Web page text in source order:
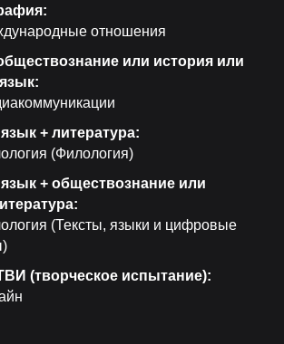
отношения
или история или
+ литература:
(Филология)
+ обществознание или
(Тексты, языки и цифровые
(творческое испытание):